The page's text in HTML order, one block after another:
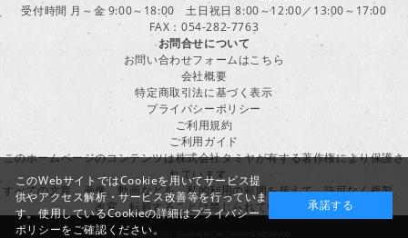
受付時間 月～金 9:00～18:00 土日祝日 8:00～12:00／13:00～17:00
FAX：054-282-7763
お問合せについて
お問い合わせフォームはこちら
会社概要
特定商取引法に基づく表示
プライバシーポリシー
ご利用規約
ご利用ガイド
このホームページのコンテンツは株式会社タミヤが有する著作権により保護さ
れています。
すべての文章、画像、動画などを、私的利用の範囲を超えて、許可なく複製、
改変、転載することは禁じられています。
COPYRIGHT （C）TAMIYA,INC.ALL RIGHTS RESERVED.
このWebサイトではCookieを用いてサービス提
供やアクセス解析・サービス改善等を行っていま
す。使用しているCookieの詳細はプライバシー
ポリシーをご確認ください。
承諾する